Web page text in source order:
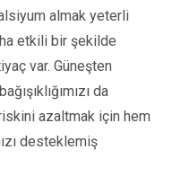
almak yeterli
etkili bir şekilde
var. Güneşten
da
azaltmak için hem
desteklemiş